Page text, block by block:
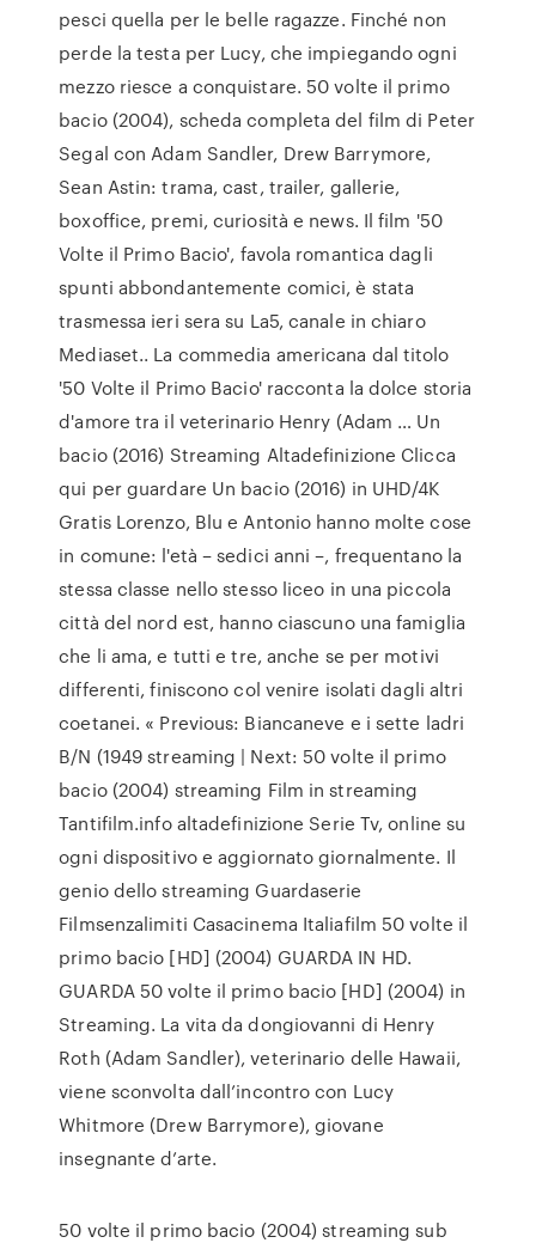
pesci quella per le belle ragazze. Finché non
perde la testa per Lucy, che impiegando ogni
mezzo riesce a conquistare. 50 volte il primo
bacio (2004), scheda completa del film di Peter
Segal con Adam Sandler, Drew Barrymore,
Sean Astin: trama, cast, trailer, gallerie,
boxoffice, premi, curiosità e news. Il film '50
Volte il Primo Bacio', favola romantica dagli
spunti abbondantemente comici, è stata
trasmessa ieri sera su La5, canale in chiaro
Mediaset.. La commedia americana dal titolo
'50 Volte il Primo Bacio' racconta la dolce storia
d'amore tra il veterinario Henry (Adam … Un
bacio (2016) Streaming Altadefinizione Clicca
qui per guardare Un bacio (2016) in UHD/4K
Gratis Lorenzo, Blu e Antonio hanno molte cose
in comune: l'età – sedici anni –, frequentano la
stessa classe nello stesso liceo in una piccola
città del nord est, hanno ciascuno una famiglia
che li ama, e tutti e tre, anche se per motivi
differenti, finiscono col venire isolati dagli altri
coetanei. « Previous: Biancaneve e i sette ladri
B/N (1949 streaming | Next: 50 volte il primo
bacio (2004) streaming Film in streaming
Tantifilm.info altadefinizione Serie Tv, online su
ogni dispositivo e aggiornato giornalmente. Il
genio dello streaming Guardaserie
Filmsenzalimiti Casacinema Italiafilm 50 volte il
primo bacio [HD] (2004) GUARDA IN HD.
GUARDA 50 volte il primo bacio [HD] (2004) in
Streaming. La vita da dongiovanni di Henry
Roth (Adam Sandler), veterinario delle Hawaii,
viene sconvolta dall’incontro con Lucy
Whitmore (Drew Barrymore), giovane
insegnante d’arte.
50 volte il primo bacio (2004) streaming sub